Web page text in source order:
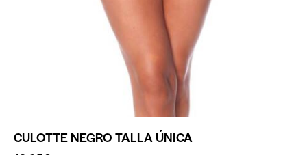
CULOTTE NEGRO TALLA ÚNICA